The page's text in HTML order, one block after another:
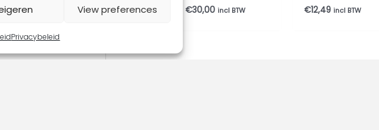
View preferences
Privacybeleid
€ €30,00 incl BTW €12,49 incl BTW